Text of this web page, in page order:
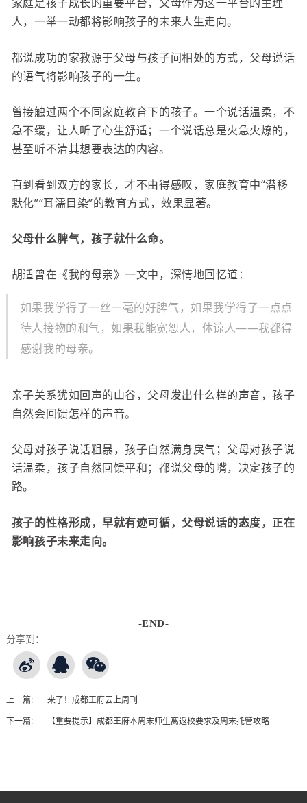
人，一举一动都将影响孩子的未来人生走向。
都说成功的家教源于父母与孩子间相处的方式，父母说话
的语气将影响孩子的一生。
曾接触过两个不同家庭教育下的孩子。一个说话温柔，不
急不缓，让人听了心生舒适；一个说话总是火急火燎的，
甚至听不清其想要表达的内容。
直到看到双方的家长，才不由得感叹，家庭教育中“潜移
默化”“耳濡目染”的教育方式，效果显著。
父母什么脾气，孩子就什么命。
胡适曾在《我的母亲》一文中，深情地回忆道：
如果我学得了一丝一毫的好脾气，如果我学得了一点点
待人接物的和气，如果我能宽恕人，体谅人——我都得
感谢我的母亲。
亲子关系犹如回声的山谷，父母发出什么样的声音，孩子
自然会回馈怎样的声音。
父母对孩子说话粗暴，孩子自然满身戾气；父母对孩子说
话温柔，孩子自然回馈平和；都说父母的嘴，决定孩子的
路。
孩子的性格形成，早就有迹可循，父母说话的态度，正在
影响孩子未来走向。
-END-
分享到：
上一篇: 来了！成都王府云上周刊
下一篇: 【重要提示】成都王府本周末师生离返校要求及周末托管攻略